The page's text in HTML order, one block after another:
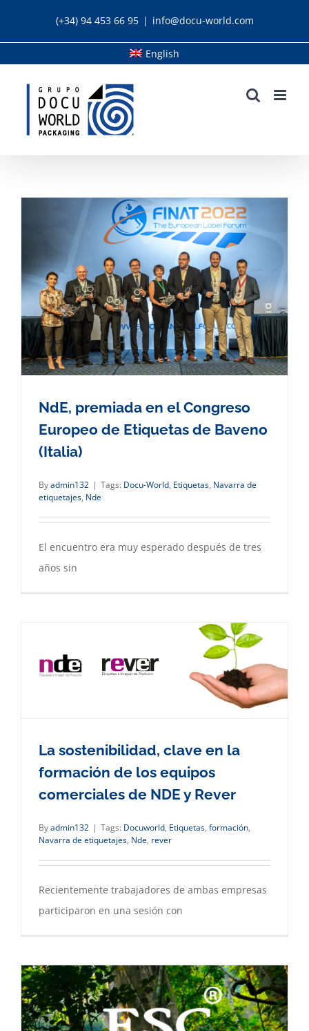
(+34) 94 453 66 95 | info@docu-world.com
English
NdE, premiada en el Congreso
Europeo de Etiquetas de Baveno
(Italia)
Byadmin132 | Tags: Docu-World, Etiquetas, Navarra de
etiquetajes, Nde
El encuentro era muy esperado después de tres
años sin
La sostenibilidad, clave en la
formación de los equipos
comerciales de NDE y Rever
Byadmin132 | Tags: Docuworld, Etiquetas, formación,
Navarra de etiquetajes, Nde, rever
Recientemente trabajadores de ambas empresas
participaron en una sesión con